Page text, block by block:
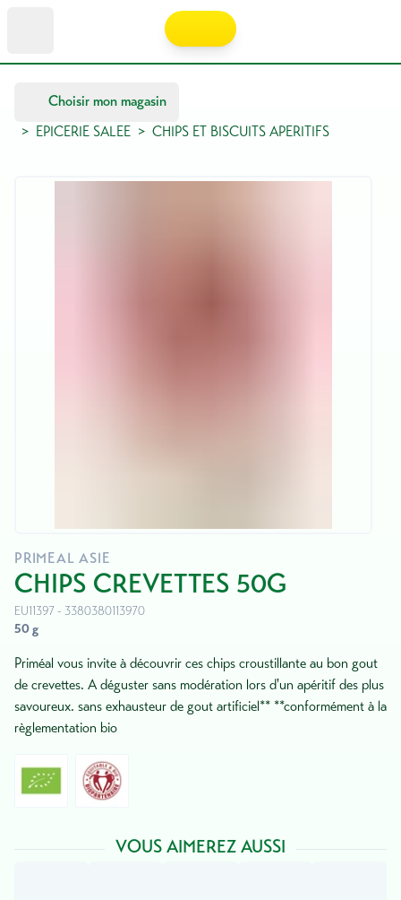
Choisir mon magasin
> EPICERIE SALEE > CHIPS ET BISCUITS APERITIFS
PRIMEAL ASIE
CHIPS CREVETTES 50G
EU11397 - 3380380113970
50 g
Priméal vous invite à découvrir ces chips croustillante au bon gout
de crevettes. A déguster sans modération lors d'un apéritif des plus
savoureux. sans exhausteur de gout artificiel** **conformément à la
règlementation bio
VOUS AIMEREZ AUSSI